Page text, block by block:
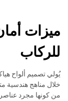
ميزات
للركاب
يُولي تصميم ألواح
خلال مناهج هندسية
من كونها مجرد